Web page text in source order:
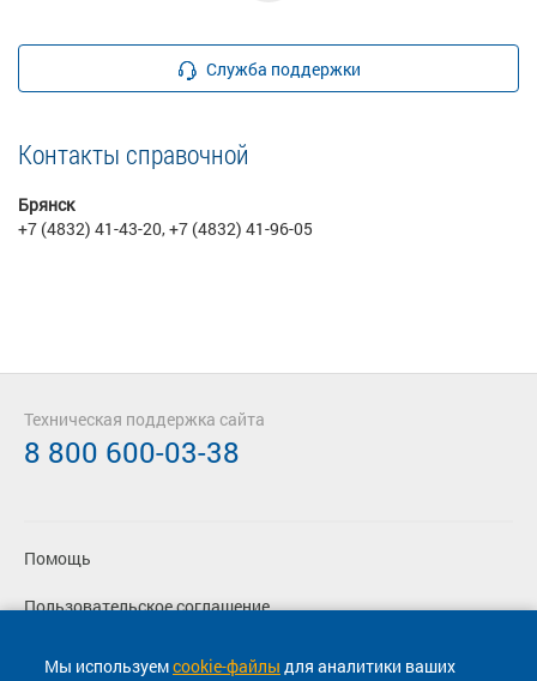
Служба поддержки
Контакты справочной
Брянск
+7 (4832) 41-43-20, +7 (4832) 41-96-05
Мы используемcookie-файлы для аналитики ваших
Помощь
Пользовательское соглашение
Политика конфиденциальности
Техническая поддержка сайта
8 800 600-03-38